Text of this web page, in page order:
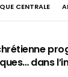
CENTRALE
dans